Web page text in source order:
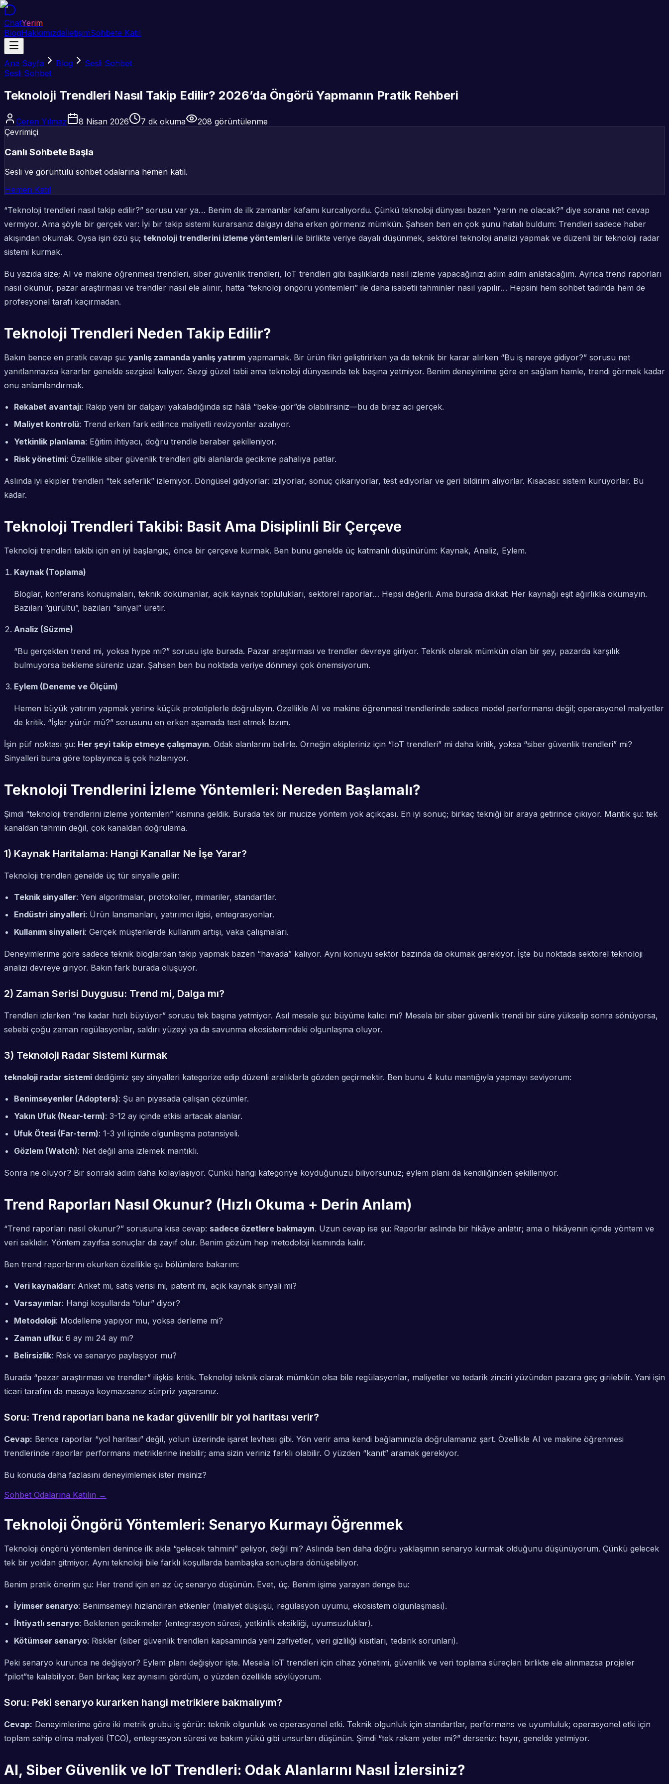
ChatYerim
BlogHakkımızdaİletişimSohbete Katıl
Ana Sayfa Blog
Sesli Sohbet
Sesli Sohbet
Teknoloji Trendleri Nasıl Takip Edilir? 2026’da Öngörü Yapmanın Pratik Rehberi
Ceren Yılmaz 8 Nisan 2026 7 dk okuma 208 görüntülenme
Çevrimiçi
Canlı Sohbete Başla
Sesli ve görüntülü sohbet odalarına hemen katıl.
Hemen Katıl
“Teknoloji trendleri nasıl takip edilir?” sorusu var ya… Benim de ilk zamanlar kafamı kurcalıyordu. Çünkü teknoloji dünyası bazen “yarın ne olacak?” diye sorana net cevap
vermiyor. Ama şöyle bir gerçek var: İyi bir takip sistemi kurarsanız dalgayı daha erken görmeniz mümkün. Şahsen ben en çok şunu hatalı buldum: Trendleri sadece haber
akışından okumak. Oysa işin özü şu; teknoloji trendlerini izleme yöntemleri ile birlikte veriye dayalı düşünmek, sektörel teknoloji analizi yapmak ve düzenli bir teknoloji radar
sistemi kurmak.
Bu yazıda size; AI ve makine öğrenmesi trendleri, siber güvenlik trendleri, IoT trendleri gibi başlıklarda nasıl izleme yapacağınızı adım adım anlatacağım. Ayrıca trend raporları
nasıl okunur, pazar araştırması ve trendler nasıl ele alınır, hatta “teknoloji öngörü yöntemleri” ile daha isabetli tahminler nasıl yapılır… Hepsini hem sohbet tadında hem de
profesyonel tarafı kaçırmadan.
Teknoloji Trendleri Neden Takip Edilir?
Bakın bence en pratik cevap şu: yanlış zamanda yanlış yatırım yapmamak. Bir ürün fikri geliştirirken ya da teknik bir karar alırken “Bu iş nereye gidiyor?” sorusu net
yanıtlanmazsa kararlar genelde sezgisel kalıyor. Sezgi güzel tabii ama teknoloji dünyasında tek başına yetmiyor. Benim deneyimime göre en sağlam hamle, trendi görmek kadar
onu anlamlandırmak.
Rekabet avantajı: Rakip yeni bir dalgayı yakaladığında siz hâlâ “bekle-gör”de olabilirsiniz—bu da biraz acı gerçek.
Maliyet kontrolü: Trend erken fark edilince maliyetli revizyonlar azalıyor.
Yetkinlik planlama: Eğitim ihtiyacı, doğru trendle beraber şekilleniyor.
Risk yönetimi: Özellikle siber güvenlik trendleri gibi alanlarda gecikme pahalıya patlar.
Aslında iyi ekipler trendleri “tek seferlik” izlemiyor. Döngüsel gidiyorlar: izliyorlar, sonuç çıkarıyorlar, test ediyorlar ve geri bildirim alıyorlar. Kısacası: sistem kuruyorlar. Bu
kadar.
Teknoloji Trendleri Takibi: Basit Ama Disiplinli Bir Çerçeve
Teknoloji trendleri takibi için en iyi başlangıç, önce bir çerçeve kurmak. Ben bunu genelde üç katmanlı düşünürüm: Kaynak, Analiz, Eylem.
Kaynak (Toplama)
Bloglar, konferans konuşmaları, teknik dokümanlar, açık kaynak toplulukları, sektörel raporlar… Hepsi değerli. Ama burada dikkat: Her kaynağı eşit ağırlıkla okumayın.
Bazıları “gürültü”, bazıları “sinyal” üretir.
Analiz (Süzme)
“Bu gerçekten trend mi, yoksa hype mı?” sorusu işte burada. Pazar araştırması ve trendler devreye giriyor. Teknik olarak mümkün olan bir şey, pazarda karşılık
bulmuyorsa bekleme süreniz uzar. Şahsen ben bu noktada veriye dönmeyi çok önemsiyorum.
Eylem (Deneme ve Ölçüm)
Hemen büyük yatırım yapmak yerine küçük prototiplerle doğrulayın. Özellikle AI ve makine öğrenmesi trendlerinde sadece model performansı değil; operasyonel maliyetler
de kritik. “İşler yürür mü?” sorusunu en erken aşamada test etmek lazım.
İşin püf noktası şu: Her şeyi takip etmeye çalışmayın. Odak alanlarını belirle. Örneğin ekipleriniz için “IoT trendleri” mi daha kritik, yoksa “siber güvenlik trendleri” mi?
Sinyalleri buna göre toplayınca iş çok hızlanıyor.
Teknoloji Trendlerini İzleme Yöntemleri: Nereden Başlamalı?
Şimdi “teknoloji trendlerini izleme yöntemleri” kısmına geldik. Burada tek bir mucize yöntem yok açıkçası. En iyi sonuç; birkaç tekniği bir araya getirince çıkıyor. Mantık şu: tek
kanaldan tahmin değil, çok kanaldan doğrulama.
1) Kaynak Haritalama: Hangi Kanallar Ne İşe Yarar?
Teknoloji trendleri genelde üç tür sinyalle gelir:
Teknik sinyaller: Yeni algoritmalar, protokoller, mimariler, standartlar.
Endüstri sinyalleri: Ürün lansmanları, yatırımcı ilgisi, entegrasyonlar.
Kullanım sinyalleri: Gerçek müşterilerde kullanım artışı, vaka çalışmaları.
Deneyimlerime göre sadece teknik bloglardan takip yapmak bazen “havada” kalıyor. Aynı konuyu sektör bazında da okumak gerekiyor. İşte bu noktada sektörel teknoloji
analizi devreye giriyor. Bakın fark burada oluşuyor.
2) Zaman Serisi Duygusu: Trend mi, Dalga mı?
Trendleri izlerken “ne kadar hızlı büyüyor” sorusu tek başına yetmiyor. Asıl mesele şu: büyüme kalıcı mı? Mesela bir siber güvenlik trendi bir süre yükselip sonra sönüyorsa,
sebebi çoğu zaman regülasyonlar, saldırı yüzeyi ya da savunma ekosistemindeki olgunlaşma oluyor.
3) Teknoloji Radar Sistemi Kurmak
teknoloji radar sistemi dediğimiz şey sinyalleri kategorize edip düzenli aralıklarla gözden geçirmektir. Ben bunu 4 kutu mantığıyla yapmayı seviyorum:
Benimseyenler (Adopters): Şu an piyasada çalışan çözümler.
Yakın Ufuk (Near-term): 3-12 ay içinde etkisi artacak alanlar.
Ufuk Ötesi (Far-term): 1-3 yıl içinde olgunlaşma potansiyeli.
Gözlem (Watch): Net değil ama izlemek mantıklı.
Sonra ne oluyor? Bir sonraki adım daha kolaylaşıyor. Çünkü hangi kategoriye koyduğunuzu biliyorsunuz; eylem planı da kendiliğinden şekilleniyor.
Trend Raporları Nasıl Okunur? (Hızlı Okuma + Derin Anlam)
“Trend raporları nasıl okunur?” sorusuna kısa cevap: sadece özetlere bakmayın. Uzun cevap ise şu: Raporlar aslında bir hikâye anlatır; ama o hikâyenin içinde yöntem ve
veri saklıdır. Yöntem zayıfsa sonuçlar da zayıf olur. Benim gözüm hep metodoloji kısmında kalır.
Ben trend raporlarını okurken özellikle şu bölümlere bakarım:
Veri kaynakları: Anket mi, satış verisi mi, patent mi, açık kaynak sinyali mi?
Varsayımlar: Hangi koşullarda “olur” diyor?
Metodoloji: Modelleme yapıyor mu, yoksa derleme mi?
Zaman ufku: 6 ay mı 24 ay mı?
Belirsizlik: Risk ve senaryo paylaşıyor mu?
Burada “pazar araştırması ve trendler” ilişkisi kritik. Teknoloji teknik olarak mümkün olsa bile regülasyonlar, maliyetler ve tedarik zinciri yüzünden pazara geç girilebilir. Yani işin
ticari tarafını da masaya koymazsanız sürpriz yaşarsınız.
Soru: Trend raporları bana ne kadar güvenilir bir yol haritası verir?
Cevap: Bence raporlar “yol haritası” değil, yolun üzerinde işaret levhası gibi. Yön verir ama kendi bağlamınızla doğrulamanız şart. Özellikle AI ve makine öğrenmesi
trendlerinde raporlar performans metriklerine inebilir; ama sizin veriniz farklı olabilir. O yüzden “kanıt” aramak gerekiyor.
Bu konuda daha fazlasını deneyimlemek ister misiniz?
Sohbet Odalarına Katılın →
Teknoloji Öngörü Yöntemleri: Senaryo Kurmayı Öğrenmek
Teknoloji öngörü yöntemleri denince ilk akla “gelecek tahmini” geliyor, değil mi? Aslında ben daha doğru yaklaşımın senaryo kurmak olduğunu düşünüyorum. Çünkü gelecek
tek bir yoldan gitmiyor. Aynı teknoloji bile farklı koşullarda bambaşka sonuçlara dönüşebiliyor.
Benim pratik önerim şu: Her trend için en az üç senaryo düşünün. Evet, üç. Benim işime yarayan denge bu:
İyimser senaryo: Benimsemeyi hızlandıran etkenler (maliyet düşüşü, regülasyon uyumu, ekosistem olgunlaşması).
İhtiyatlı senaryo: Beklenen gecikmeler (entegrasyon süresi, yetkinlik eksikliği, uyumsuzluklar).
Kötümser senaryo: Riskler (siber güvenlik trendleri kapsamında yeni zafiyetler, veri gizliliği kısıtları, tedarik sorunları).
Peki senaryo kurunca ne değişiyor? Eylem planı değişiyor işte. Mesela IoT trendleri için cihaz yönetimi, güvenlik ve veri toplama süreçleri birlikte ele alınmazsa projeler
“pilot”te kalabiliyor. Ben birkaç kez aynısını gördüm, o yüzden özellikle söylüyorum.
Soru: Peki senaryo kurarken hangi metriklere bakmalıyım?
Cevap: Deneyimlerime göre iki metrik grubu iş görür: teknik olgunluk ve operasyonel etki. Teknik olgunluk için standartlar, performans ve uyumluluk; operasyonel etki için
toplam sahip olma maliyeti (TCO), entegrasyon süresi ve bakım yükü gibi unsurları düşünün. Şimdi “tek rakam yeter mi?” derseniz: hayır, genelde yetmiyor.
AI, Siber Güvenlik ve IoT Trendleri: Odak Alanlarını Nasıl İzlersiniz?